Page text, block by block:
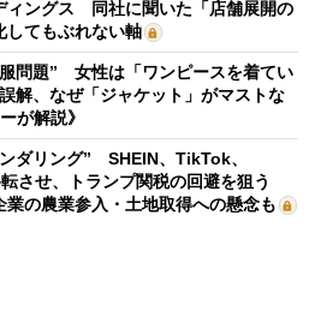
ィングス 同社に聞いた「店舗展開の
してもぶれない軸
問題” 女性は「ワンピースを着てい
解、なぜ「ジャケット」がマストな
が解説》
ダリング” SHEIN、TikTok、
させ、トランプ関税の回避を狙う
の農業参入・土地取得への懸念も